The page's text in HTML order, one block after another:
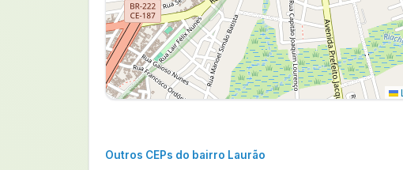
Outros CEPs do bairro Laurão